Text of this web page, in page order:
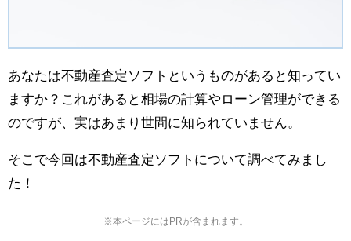
あなたは不動産査定ソフトというものがあると知ってい
ますか？これがあると相場の計算やローン管理ができる
のですが、実はあまり世間に知られていません。
そこで今回は不動産査定ソフトについて調べてみまし
た！
※本ページにはPRが含まれます。